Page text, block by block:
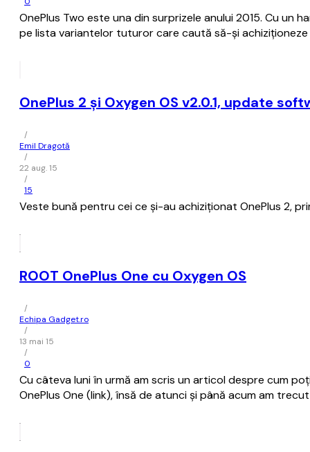
OnePlus Two este una din surprizele anului 2015. Cu
pe lista variantelor tuturor care caută să-și achiziționeze
OnePlus 2 și Oxygen OS v2.0.1, update
/
Emil Dragotă
/
22 aug. 15
/
15
Veste bună pentru cei ce și-au achiziționat OnePlus 2,
ROOT OnePlus One cu Oxygen OS
/
Echipa Gadget.ro
/
13 mai 15
/
0
Cu câteva luni în urmă am scris un articol despre cum
OnePlus One (link), însă de atunci și până acum am